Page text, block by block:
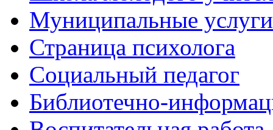
Муниципальные услуги
Страница психолога
Социальный педагог
Библиотечно-